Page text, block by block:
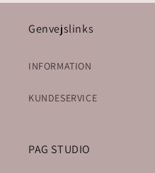
Genvejslinks
INFORMATION
KUNDESERVICE
PAG STUDIO